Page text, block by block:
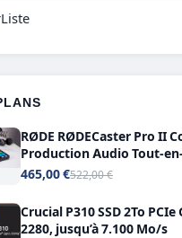
RØDE RØDECaster Pro II
Production Audio Tout-
Double USB-C
465,00 €522,00 €
Crucial P310 SSD 2To
2280, jusqu’à 7.100 Mo/s